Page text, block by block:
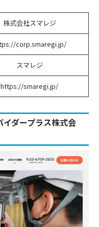
株式会社スマレジ
corp.smaregi.jp/
スマレジ
https://smaregi.jp/
ダープラス株式会